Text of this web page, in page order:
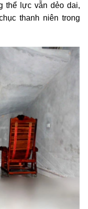
thể lực vẫn dẻo dai,
thanh niên trong